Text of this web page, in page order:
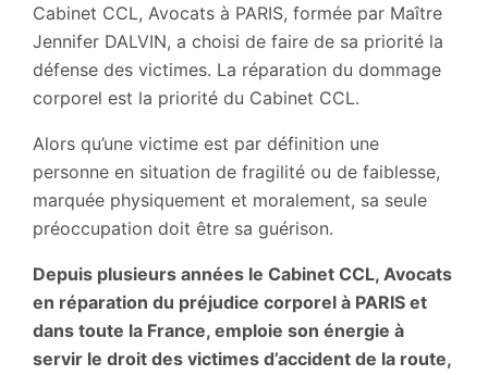
Cabinet CCL, Avocats à PARIS, formée par Maître
Jennifer DALVIN, a choisi de faire de sa priorité la
défense des victimes. La réparation du dommage
corporel est la priorité du Cabinet CCL.
Alors qu’une victime est par définition une
personne en situation de fragilité ou de faiblesse,
marquée physiquement et moralement, sa seule
préoccupation doit être sa guérison.
Depuis plusieurs années le Cabinet CCL, Avocats
en réparation du préjudice corporel à PARIS et
dans toute la France, emploie son énergie à
servir le droit des victimes d’accident de la route,